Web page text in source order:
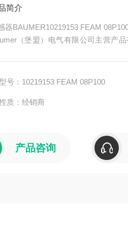
简介
器BAUMER10219153 FEAM
（堡盟）电气有限公司主营产
号：10219153 FEAM 08P100
质：经销商
产品咨询